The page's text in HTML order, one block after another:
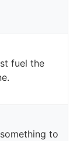
fuel the
to